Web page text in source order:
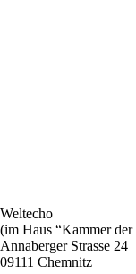
Weltecho
(im Haus “Kammer
Annaberger Strasse 24
09111 Chemnitz